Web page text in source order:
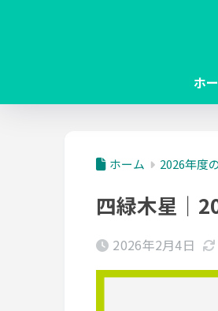
ホ
ホーム 2026年度
四緑木星｜
2026年2月4日